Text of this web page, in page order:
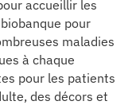
accueillir les
pour
maladies
à chaque
pour les patients
des décors et